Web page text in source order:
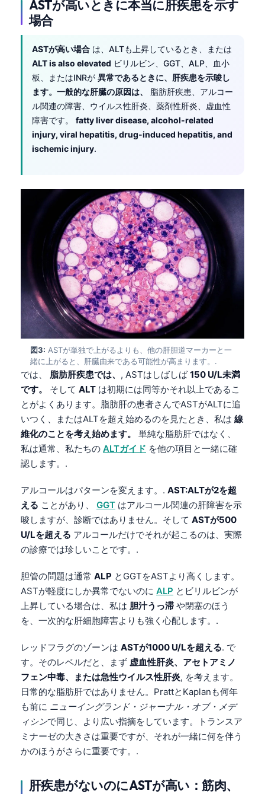
ASTが高いときに本当に肝疾患を示す
場合
ASTが高い場合 は、ALTも上昇しているとき、または
ALT is also elevated ビリルビン、GGT、ALP、血小
板、またはINRが 異常であるときに、肝疾患を示唆し
ます。一般的な肝臓の原因は、
脂肪肝疾患、アルコー
ル関連の障害、ウイルス性肝炎、薬剤性肝炎、虚血性
障害です。 fatty liver disease, alcohol-related
injury, viral hepatitis, drug-induced hepatitis, and
ischemic injury.
図3: ASTが単独で上がるよりも、他の肝胆道マーカーと一
緒に上がると、肝臓由来である可能性が高まります。.
では、 脂肪肝疾患では、 , ASTはしばしば150 U/L未満
です。
そして ALT は初期には同等かそれ以上であるこ
とがよくあります。脂肪肝の患者さんでASTがALTに追
いつく、またはALTを超え始めるのを見たとき、私は 線
維化のことを考え始めます。
単純な脂肪肝ではなく、
私は通常、私たちの ALTガイド を他の項目と一緒に確
認します。.
アルコールはパターンを変えます。. AST:ALTが2を超
える ことがあり、 GGT はアルコール関連の肝障害を示
唆しますが、診断ではありません。そして ASTが500
U/Lを超える アルコールだけでそれが起こるのは、実際
の診療では珍しいことです。.
胆管の問題は通常 ALP とGGTをASTより高くします。
ASTが軽度にしか異常でないのに ALP とビリルビンが
上昇している場合は、私は 胆汁うっ滞 や閉塞のほう
を、一次的な肝細胞障害よりも強く心配します。.
レッドフラグのゾーンは ASTが1000 U/Lを超える. で
す。そのレベルだと、まず 虚血性肝炎、アセトアミノ
フェン中毒、または急性ウイルス性肝炎, を考えます。
日常的な脂肪肝ではありません。PrattとKaplanも何年
も前に ニューイングランド・ジャーナル・オブ・メデ
ィシンで同じ、より広い指摘をしています。トランスア
ミナーゼの大きさは重要ですが、それが一緒に何を伴う
かのほうがさらに重要です。.
肝疾患がないのにASTが高い：筋肉、